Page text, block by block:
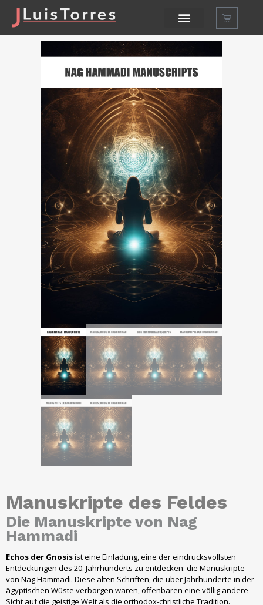
Manuskripte des Feldes
Die Manuskripte von Nag
Hammadi
Echos der Gnosisist eine Einladung, eine der eindrucksvollsten
Entdeckungen des 20. Jahrhunderts zu entdecken: die Manuskripte
von Nag Hammadi. Diese alten Schriften, die über Jahrhunderte in der
ägyptischen Wüste verborgen waren, offenbaren eine völlig andere
Sicht auf die geistige Welt als die orthodox-christliche Tradition.